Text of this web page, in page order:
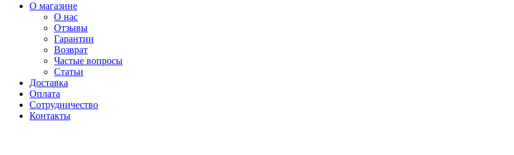
О магазине
О нас
Отзывы
Гарантии
Возврат
Частые вопросы
Статьи
Доставка
Оплата
Сотрудничество
Контакты